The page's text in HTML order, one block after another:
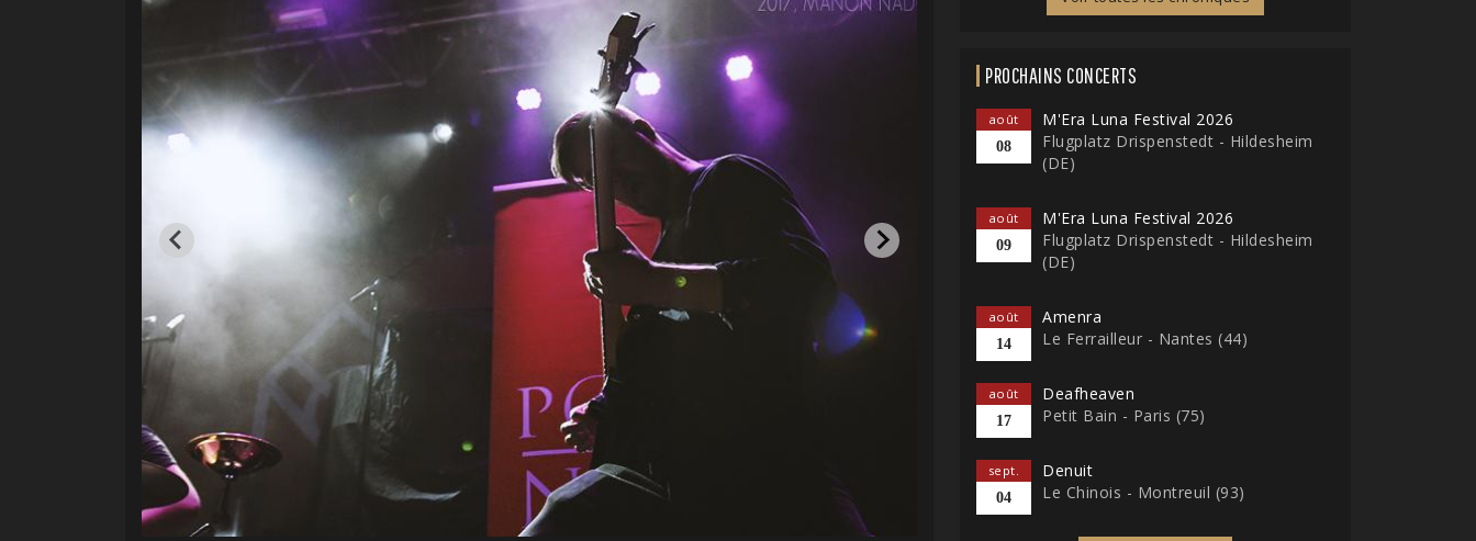
PROCHAINS CONCERTS
août
08
M'Era Luna Festival 2026
Flugplatz Drispenstedt - Hildesheim
(DE)
août
09
M'Era Luna Festival 2026
Flugplatz Drispenstedt - Hildesheim
(DE)
août
14
Amenra
Le Ferrailleur - Nantes (44)
août
17
Deafheaven
Petit Bain - Paris (75)
sept.
04
Denuit
Le Chinois - Montreuil (93)